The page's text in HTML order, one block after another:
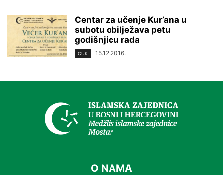
Centar za učenje Kur’ana u
subotu obilježava petu
godišnjicu rada
CUK 15.12.2016.
O NAMA